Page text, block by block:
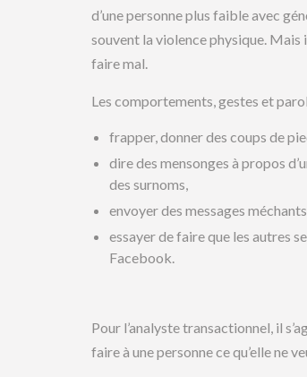
d’une personne plus faible avec
souvent la violence physique. Mais
faire mal.
Les comportements, gestes et
frapper, donner des coups de
dire des mensonges à propos
des surnoms,
envoyer des messages
essayer de faire que les autres
Facebook.
Pour l’analyste transactionnel, il
faire à une personne ce qu’elle ne